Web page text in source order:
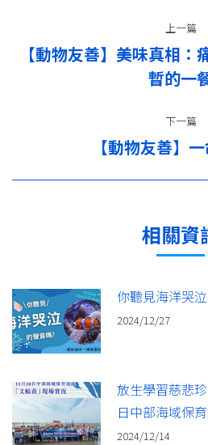
章
上一篇
上
【動物友善】美味真相
暫的一
下一篇
下
【動物友善】
相關資
你聽見海洋哭
2024/12/27
放生學習慈悲
日中部海域保
2024/12/14